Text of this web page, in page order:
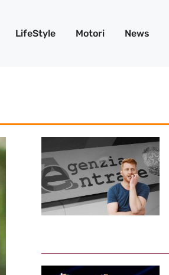
LifeStyle Motori News